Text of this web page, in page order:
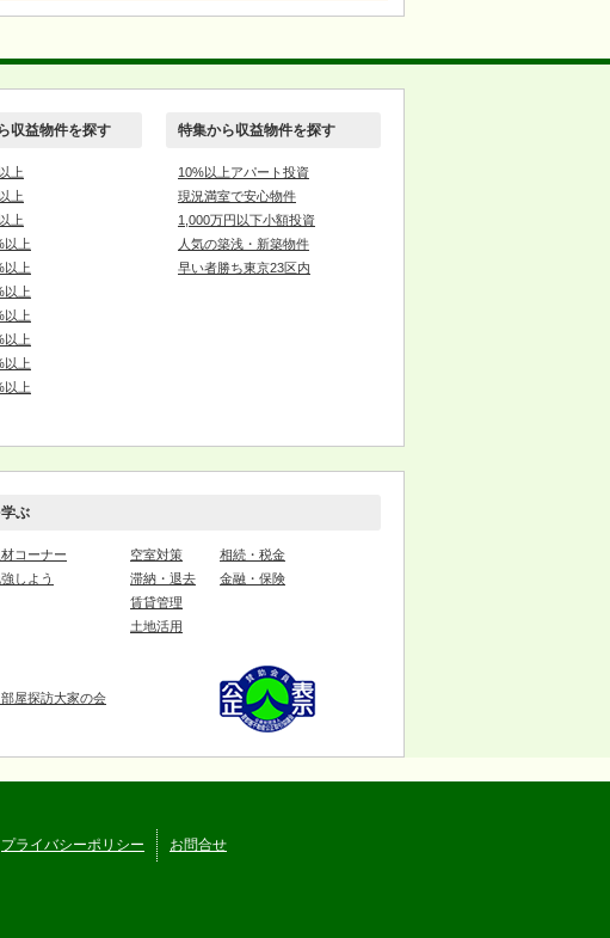
収益物件を探す
上
上
上
以上
以上
以上
以上
以上
以上
以上
特集から収益物件を探す
10%以上アパート投資
現況満室で安心物件
1,000万円以下小額投資
人気の築浅・新築物件
早い者勝ち東京23区内
ぶ
コーナー
しよう
屋探訪大家の会
空室対策
滞納・退去
賃貸管理
土地活用
相続・税金
金融・保険
プライバシーポリシー
お問合せ